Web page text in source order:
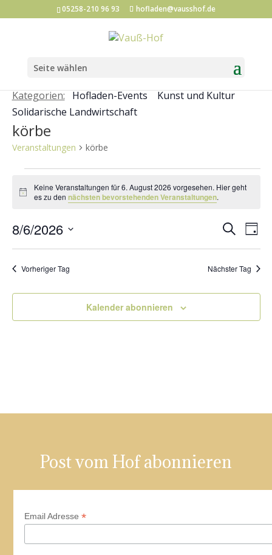
05258-210 96 93 hofladen@vausshof.de
Seite wählen
Kategorien: Hofladen-Events
Kunst und Kultur
Solidarische Landwirtschaft
körbe
Veranstaltungen körbe
Veranstaltungen
für
August
2026
Hinweis
Keine Veranstaltungen für 6. August 2026 vorgesehen. Hier geht
es zu den nächsten bevorstehenden Veranstaltungen.
und
SucheTag
8/6/2026
Datum
wählen.
Vorheriger Tag Nächster Tag
Kalender abonnieren
Post vom Hof abonnieren
Email Adresse*